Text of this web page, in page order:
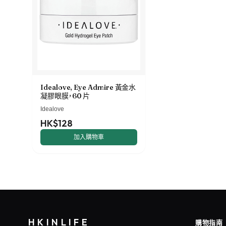
Idealove, Eye Admire 黃金水
凝膠眼膜，60 片
Idealove
HK$128
加入購物車
HKINLIFE 購物指南